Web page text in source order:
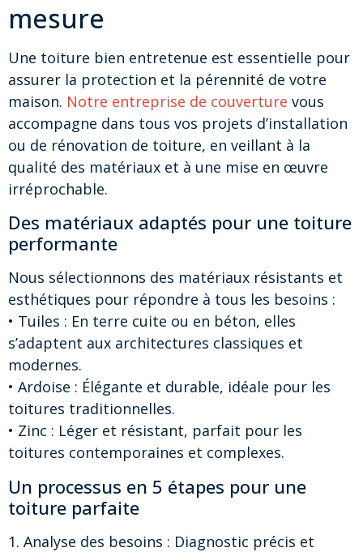
mesure
Une toiture bien entretenue est essentielle pour
assurer la protection et la pérennité de votre
maison. Notre entreprise de couverture vous
accompagne dans tous vos projets d’installation
ou de rénovation de toiture, en veillant à la
qualité des matériaux et à une mise en œuvre
irréprochable.
Des matériaux adaptés pour une toiture
performante
Nous sélectionnons des matériaux résistants et
esthétiques pour répondre à tous les besoins :
• Tuiles : En terre cuite ou en béton, elles
s’adaptent aux architectures classiques et
modernes.
• Ardoise : Élégante et durable, idéale pour les
toitures traditionnelles.
• Zinc : Léger et résistant, parfait pour les
toitures contemporaines et complexes.
Un processus en 5 étapes pour une
toiture parfaite
1. Analyse des besoins : Diagnostic précis et